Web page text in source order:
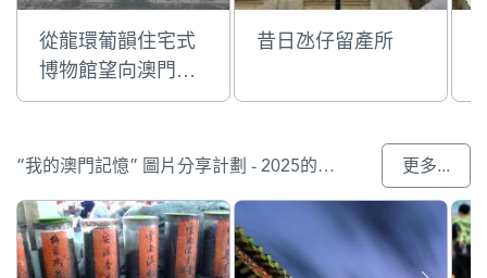
從龍環葡韻住宅式
博物館望向澳門蛋
方向廿多年的景觀
昔日氹仔留產所
“我的澳門記憶” 圖片分享計劃 - 2025的入選作品 更多...